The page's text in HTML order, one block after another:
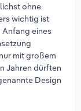
ohne
wichtig ist
eines
mit großem
Jahren dürften
Design